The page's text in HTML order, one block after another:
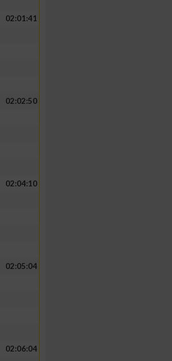
02:01:41
02:02:50
02:04:10
02:05:04
02:06:04